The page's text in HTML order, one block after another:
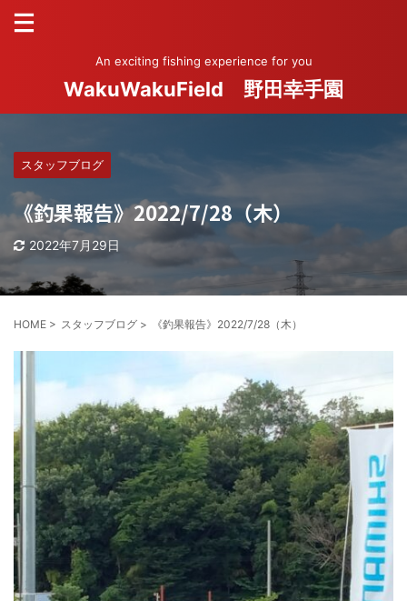
An exciting fishing experience for you
WakuWakuField 野田幸手園
スタッフブログ
《釣果報告》2022/7/28（木）
2022年7月29日
HOME > スタッフブログ > 《釣果報告》2022/7/28（木）